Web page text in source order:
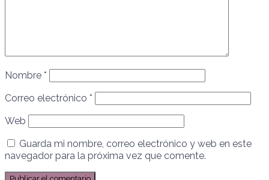
Nombre *
Correo electrónico *
Web
Guarda mi nombre, correo electrónico y web en este
navegador para la próxima vez que comente.